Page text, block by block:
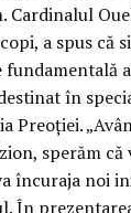
Cardinalul
a spus că
în
Preoției.
sperăm că
încuraja noi
În